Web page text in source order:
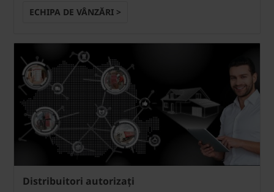
ECHIPA DE VÂNZĂRI >
Distribuitori autorizați